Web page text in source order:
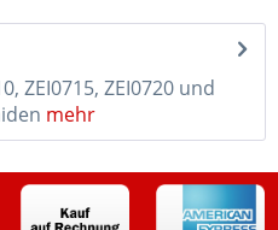
ZEI0715, ZEI0720 und
mehr